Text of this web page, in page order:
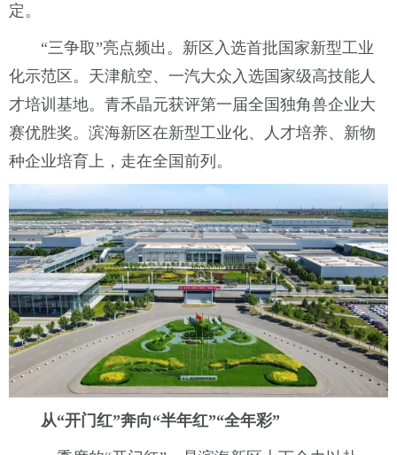
定。
“三争取”亮点频出。新区入选首批国家新型工业
化示范区。天津航空、一汽大众入选国家级高技能人
才培训基地。青禾晶元获评第一届全国独角兽企业大
赛优胜奖。滨海新区在新型工业化、人才培养、新物
种企业培育上，走在全国前列。
从“开门红”奔向“半年红”“全年彩”